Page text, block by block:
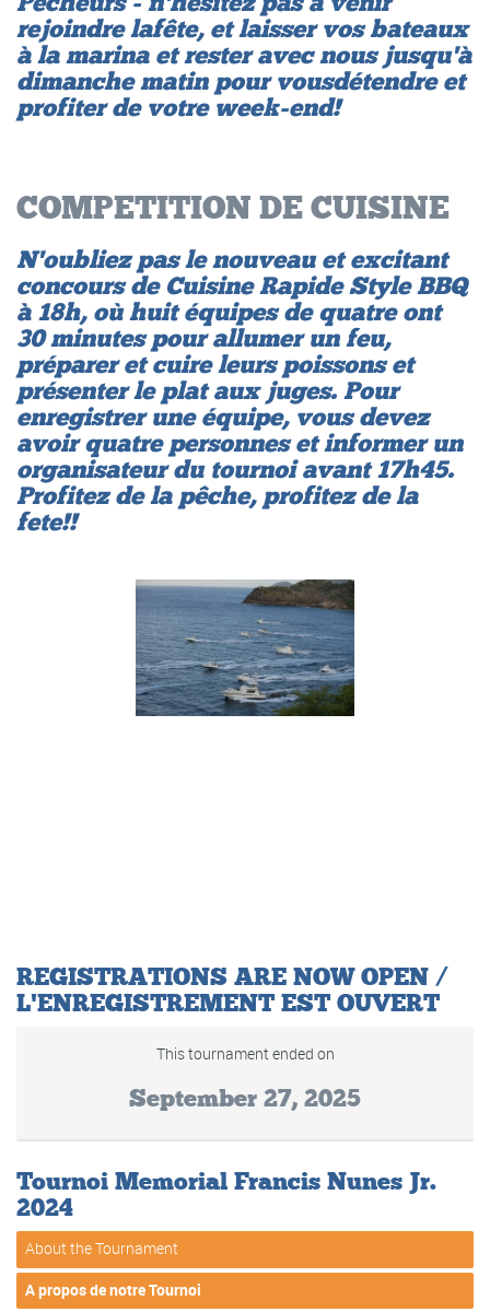
rejoindre la fête, et laisser vos bateaux
à la marina et rester avec nous jusqu'à
dimanche matin pour vous détendre et
profiter de votre week-end!
COMPETITION DE CUISINE
N'oubliez pas le nouveau et excitant
concours de Cuisine Rapide Style BBQ
à 18h, où huit équipes de quatre ont
30 minutes pour allumer un feu,
préparer et cuire leurs poissons et
présenter le plat aux juges. Pour
enregistrer une équipe, vous devez
avoir quatre personnes et informer un
organisateur du tournoi avant 17h45.
Profitez de la pêche, profitez de la
fete!!
REGISTRATIONS ARE NOW OPEN /
L'ENREGISTREMENT EST OUVERT
This tournament ended on
September 27, 2025
Tournoi Memorial Francis Nunes Jr.
2024
About the Tournament
A propos de notre Tournoi